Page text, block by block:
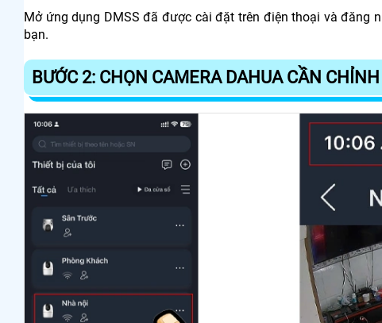
Mở ứng dụng DMSS đã được cài đặt trên điện thoại và đăng
bạn.
BƯỚC 2: CHỌN CAMERA DAHUA CẦN